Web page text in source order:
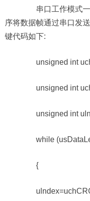
串口工作模式一
序将数据帧通过串口发
键代码如下:
unsigned int
unsigned int
unsigned int
while
{